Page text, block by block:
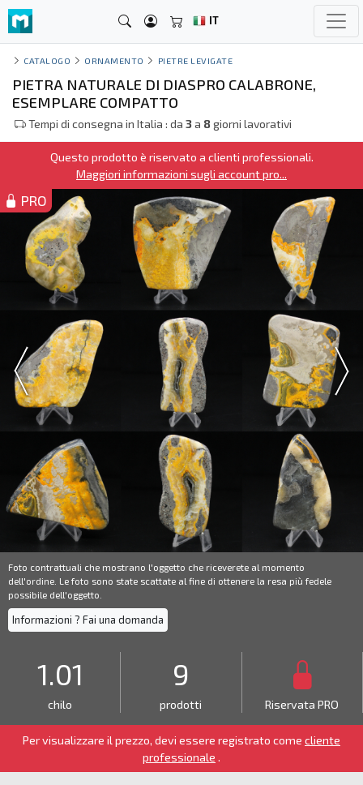
IT
CATALOGO ORNAMENTO PIETRE LEVIGATE
PIETRA NATURALE DI DIASPRO CALABRONE,
ESEMPLARE COMPATTO
Tempi di consegna in Italia : da 3a 8giorni lavorativi
Questo prodotto è riservato a clienti professionali.
Maggiori informazioni sugli account pro...
PRO
Foto contrattuali che mostrano l'oggetto che riceverete al momento
dell'ordine. Le foto sono state scattate al fine di ottenere la resa più fedele
possibile dell'oggetto.
Informazioni ? Fai una domanda
1.01
chilo
9
prodotti Riservata PRO
Per visualizzare il prezzo, devi essere registrato come cliente
professionale .